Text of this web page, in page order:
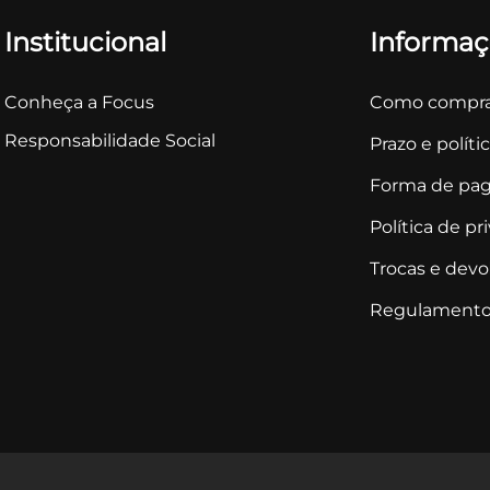
Dublados
Acabamento Foil
Work Fashion
Indileather
DARKNESS
Institucional
Conheça a Focus
Responsabilidade Social
Como
Prazo e
Forma de
Política de
Trocas e